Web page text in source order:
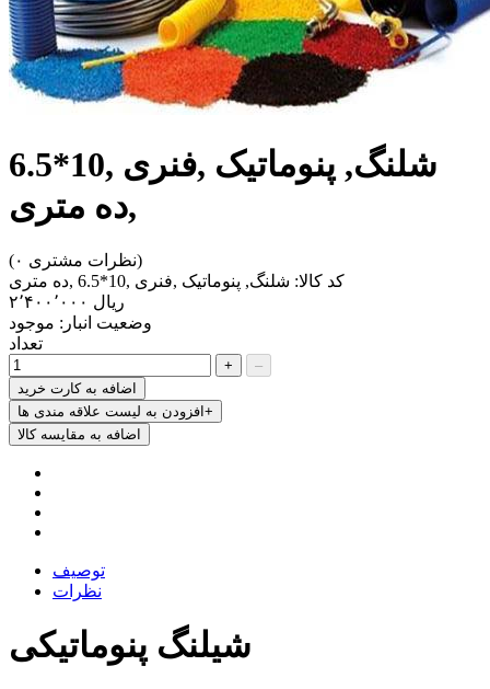
شلنگ, پنوماتیک ,فنری ,10*6.5
,ده متری
(۰ نظرات مشتری)
کد کالا: شلنگ, پنوماتیک ,فنری ,10*6.5 ,ده متری
‎ریال ۲٬۴۰۰٬۰۰۰
وضعیت انبار: موجود
تعداد
+
–
اضافه به کارت خرید
افزودن به لیست علاقه مندی ها+
اضافه به مقایسه کالا
توصیف
نظرات
شیلنگ پنوماتیکی